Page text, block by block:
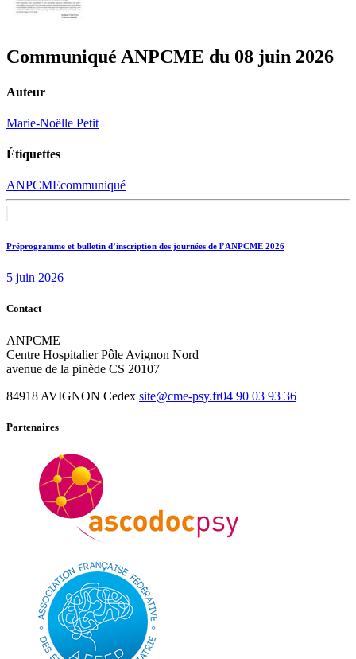
Communiqué ANPCME du 08 juin 2026
Auteur
Marie-Noëlle Petit
Étiquettes
ANPCMEcommuniqué
de
Préprogramme et bulletin d’inscription des journées de l’ANPCME 2026
5 juin 2026
Contact
ANPCME
Centre Hospitalier Pôle Avignon Nord
avenue de la pinède CS 20107
84918 AVIGNON Cedex site@cme-psy.fr04 90 03 93 36
Partenaires